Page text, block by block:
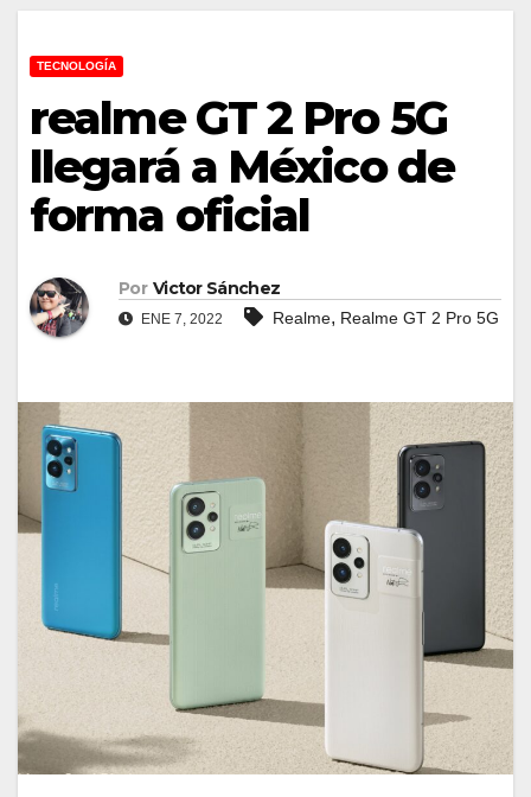
TECNOLOGÍA
realme GT 2 Pro 5G
llegará a México de
forma oficial
Por Victor Sánchez
ENE 7, 2022 Realme, Realme GT 2 Pro 5G